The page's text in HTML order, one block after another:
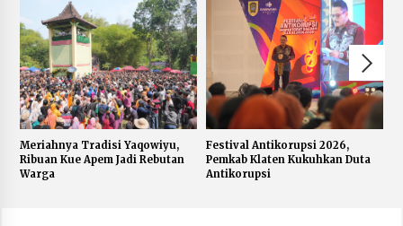
Meriahnya Tradisi Yaqowiyu,
Ribuan Kue Apem Jadi Rebutan
Warga
Festival Antikorupsi 2026,
Pemkab Klaten Kukuhkan Duta
Antikorupsi